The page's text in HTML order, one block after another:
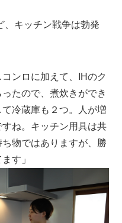
、キッチン戦争は勃発
ンロに加えて、IHのク
たので、煮炊きができ
冷蔵庫も２つ。人が増
ね。キッチン用具は共
物ではありますが、勝
す」